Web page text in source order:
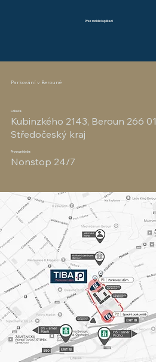
Přes mobilní aplikaci
Parkování v Berouně
Lokace
Kubinzkého 2143, Beroun 266 01
Středočeský kraj
Provozní doba
Nonstop 24/7